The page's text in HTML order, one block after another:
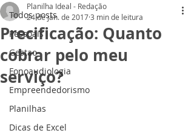
Todos posts
Pessoais
Gestao
Fonoaudiologia
Empreendedorismo
Planilhas
Dicas de Excel
Precificação: Quanto
cobrar pelo meu
serviço?
Planilha Ideal - Redação
24 de jan. de 20173 min de leitura